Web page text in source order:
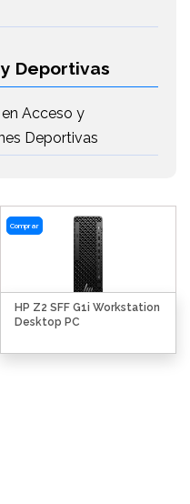
Deportivas
Acceso y
Deportivas
Comprar
HP Z2 SFF G1i Workstation
Desktop PC